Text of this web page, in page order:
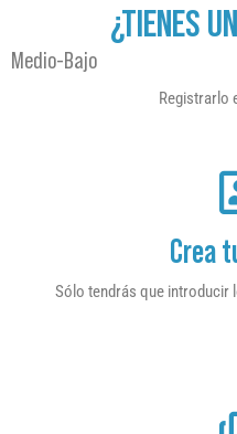
¿TIENES
Medio-Bajo
Registrarlo
Crea
Sólo tendrás que introducir